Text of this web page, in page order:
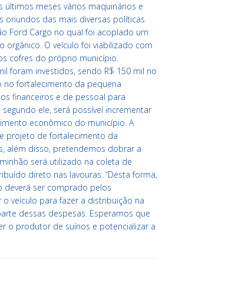
meses vários maquinários e
das mais diversas políticas
Ford Cargo no qual foi acoplado um
O veículo foi viabilizado com
cofres do próprio município.
foram investidos, sendo R$ 150 mil no
no fortalecimento da pequena
financeiros e de pessoal para
ele, será possível incrementar
econômico do município. A
projeto de fortalecimento da
além disso, pretendemos dobrar a
será utilizado na coleta de
direto nas lavouras. “Desta forma,
deverá ser comprado pelos
veículo para fazer a distribuição na
dessas despesas. Esperamos que
o produtor de suínos e potencializar a